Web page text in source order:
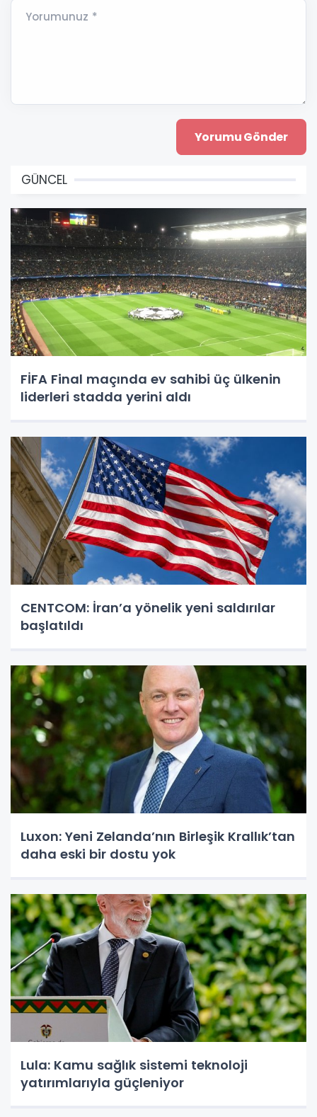
Yorumunuz *
GÜNCEL
FİFA Final maçında ev sahibi üç ülkenin
liderleri stadda yerini aldı
CENTCOM: İran’a yönelik yeni saldırılar
başlatıldı
Luxon: Yeni Zelanda’nın Birleşik Krallık’tan
daha eski bir dostu yok
Lula: Kamu sağlık sistemi teknoloji
yatırımlarıyla güçleniyor